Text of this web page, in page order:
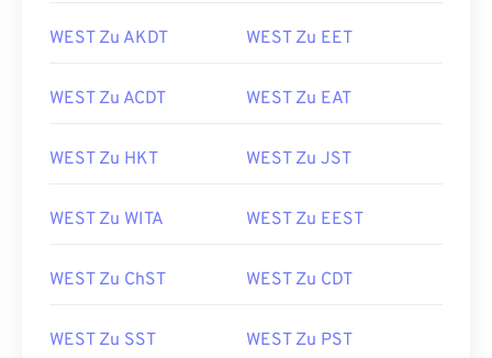
WEST Zu AKDT WEST Zu EET
WEST Zu ACDT WEST Zu EAT
WEST Zu HKT WEST Zu JST
WEST Zu WITA WEST Zu EEST
WEST Zu ChST WEST Zu CDT
WEST Zu SST WEST Zu PST